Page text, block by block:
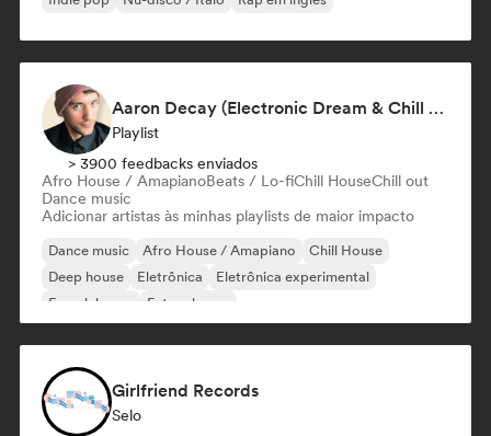
Aaron Decay (Electronic Dream & Chill Electronic Dream playlists)
Playlist
> 3900 feedbacks enviados
Afro House / AmapianoBeats / Lo-fiChill HouseChill out
Dance music
Adicionar artistas às minhas playlists de maior impacto
Dance music Afro House / Amapiano
Chill House
Deep house
Eletrônica
Eletrônica experimental
French house
Future house
Girlfriend Records
Selo